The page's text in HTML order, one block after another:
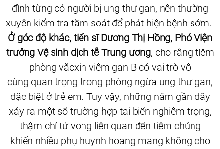
đình từng có người bị ung thư gan, nên thường
xuyên kiểm tra tầm soát để phát hiện bệnh sớm.
Ở góc độ khác, tiến sĩDương Thị Hồng, Phó Viện
trưởng Vệ sinh dịch tễ Trung ương, cho rằng tiêm
phòng văcxin viêm gan B có vai trò vô
cùng quan trọng trong phòng ngừa ung thư gan,
đặc biệt ở trẻ em. Tuy vậy, những năm gần đây
xảy ra một số trường hợp tai biến nghiêm trọng,
thậm chí tử vong liên quan đến tiêm chủng
khiến nhiều phụ huynh hoang mang không cho